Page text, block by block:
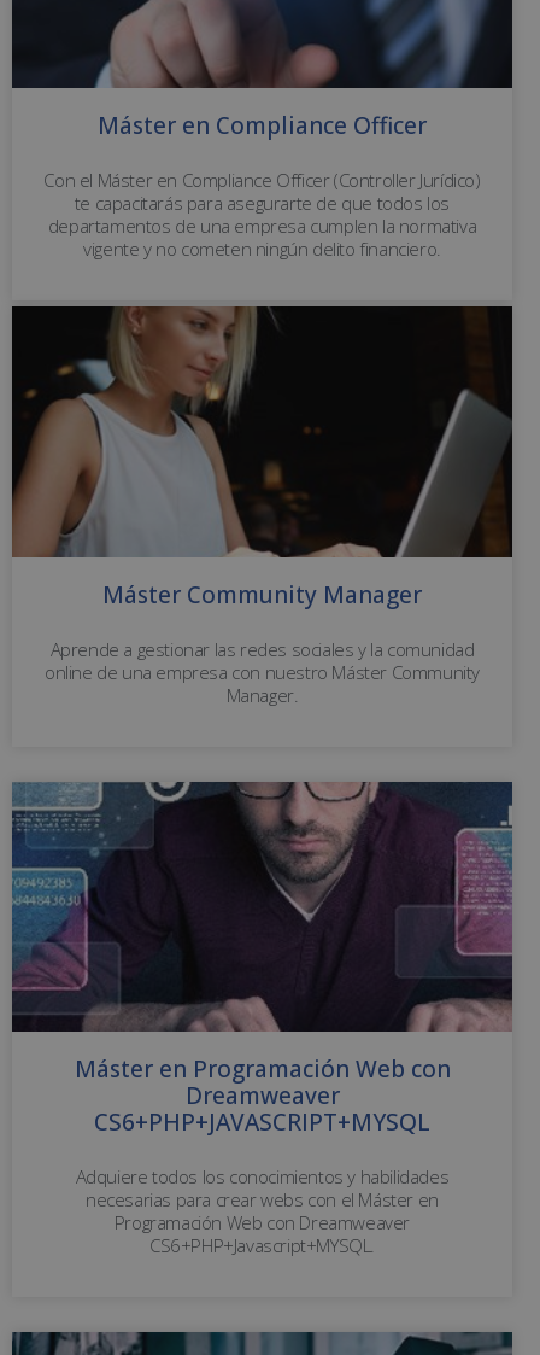
Máster en Compliance Officer
Con el Máster en Compliance Officer (Controller Jurídico)
te capacitarás para asegurarte de que todos los
departamentos de una empresa cumplen la normativa
vigente y no cometen ningún delito financiero.
Máster Community Manager
Aprende a gestionar las redes sociales y la comunidad
online de una empresa con nuestro Máster Community
Manager.
Máster en Programación Web con
Dreamweaver
CS6+PHP+JAVASCRIPT+MYSQL
Adquiere todos los conocimientos y habilidades
necesarias para crear webs con el Máster en
Programación Web con Dreamweaver
CS6+PHP+Javascript+MYSQL.